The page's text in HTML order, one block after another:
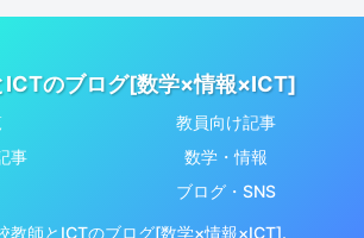
ICTのブログ[数学×情報×ICT]
教員向け記事
事
数学・情報
ブログ・SNS
師とICTのブログ[数学×情報×ICT].